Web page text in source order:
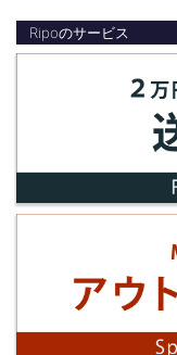
Ripoのサービス